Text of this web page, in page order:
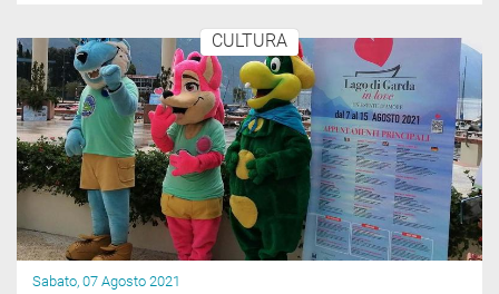
CULTURA
Sabato, 07 Agosto 2021